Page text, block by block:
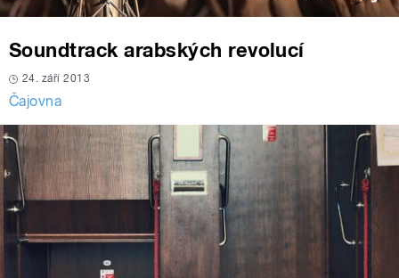
Soundtrack arabských revolucí
24. září 2013
Čajovna